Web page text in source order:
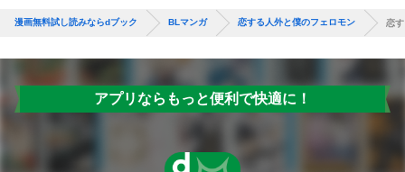
漫画無料試し読みならdブック BLマンガ 恋する人外と僕のフェロモン 恋
アプリならもっと便利で快適に！